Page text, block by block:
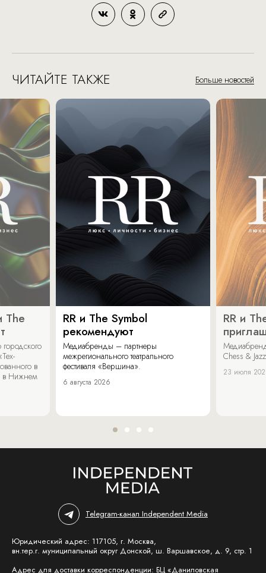
ЧИТАЙТЕ ТАКЖЕ Больше новостей
The
в
в Нижнем
RR и The Symbol
рекомендуют
Медиабренды – партнеры
межрегионального театрального
фестиваля «Вершина».
6 августа 2026
RR и
Chess &
23 июля
Telegram-канал Independent Media
Юридический адрес: 117105, г. Москва,
вн.тер.г. муниципальный округ Донской, ш. Варшавское, д. 9, стр. 1
Адрес для доставки корреспонденции: БЦ «Даниловская